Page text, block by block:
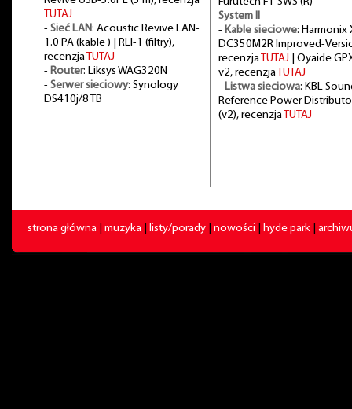
TUTAJ
- Sieć LAN: Acoustic Revive LAN-
1.0 PA (kable ) | RLI-1 (filtry),
recenzja TUTAJ
- Router: Liksys WAG320N
- Serwer sieciowy: Synology
DS410j/8 TB
System II
- Kable sieciowe: Harmonix
DC350M2R Improved-
recenzja TUTAJ | Oyaide
v2, recenzja TUTAJ
- Listwa sieciowa: KBL
Reference Power
(v2), recenzja TUTAJ
strona główna muzyka listy/porady nowości hyde park